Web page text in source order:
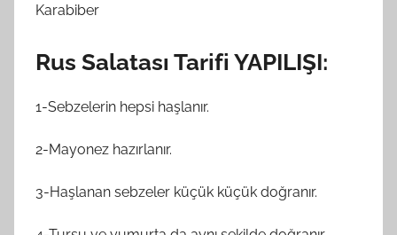
Karabiber
Rus Salatası Tarifi YAPILIŞI:
1-Sebzelerin hepsi haşlanır.
2-Mayonez hazırlanır.
3-Haşlanan sebzeler küçük küçük doğranır.